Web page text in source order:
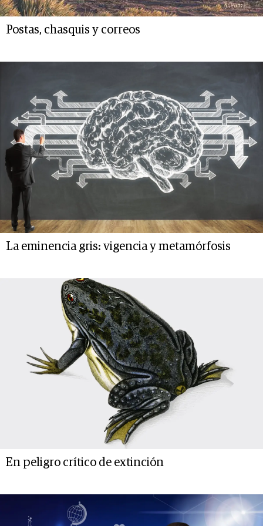
Postas, chasquis y correos
La eminencia gris: vigencia y metamórfosis
En peligro crítico de extinción